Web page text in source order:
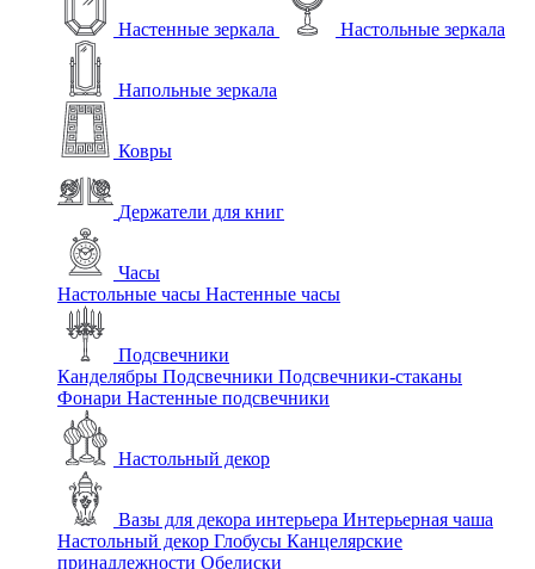
Настенные зеркала Настольные зеркала
Напольные зеркала
Ковры
Держатели для книг
Часы
Настольные часы Настенные часы
Подсвечники
Канделябры Подсвечники Подсвечники-стаканы
Фонари Настенные подсвечники
Настольный декор
Вазы для декора интерьера Интерьерная чаша
Настольный декор Глобусы Канцелярские
принадлежности Обелиски